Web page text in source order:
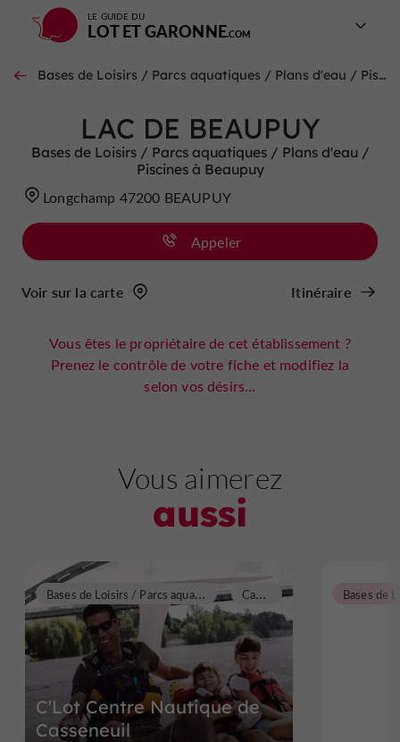
LE GUIDE DU
LOT ET GARONNE
Bases de Loisirs / Parcs aquatiques / Plans d'eau / Piscines à Beaupuy
LAC DE BEAUPUY
Bases de Loisirs / Parcs aquatiques / Plans d'eau /
Piscines à Beaupuy
Longchamp 47200 BEAUPUY
Appeler
Voir sur la carte Itinéraire
Vous êtes le propriétaire de cet établissement ?
Prenez le contrôle de votre fiche et modifiez la
selon vos désirs...
Vous aimerez
aussi
C'Lot Centre Nautique de
Casseneuil
B
ases de Loisirs / Parcs aquatiques / Plans d'eau / Piscines C
asseneuil